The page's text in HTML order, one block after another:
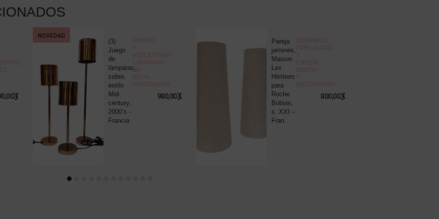
,
€
NOVEDAD
(3)
Juego
de
lámparas,
cobre,
estilo
Mid-
century,
2000’s -
Francia
DISEÑO
Y
MIDCENTURY,
LÁMPARAS
DE
MESA,
NOVEDADES
980,00€
Pareja
jarrones,
Maison
Les
Héritiers
para
Roche
Bobois,
s. XXI –
Fran...
CERÁMICA,
PORCELANA
Y
CRISTAL,
DISEÑO
Y
MIDCENTURY
800,00€